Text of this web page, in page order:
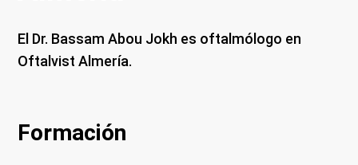
El Dr. Bassam Abou Jokh es oftalmólogo en
Oftalvist Almería.
Formación